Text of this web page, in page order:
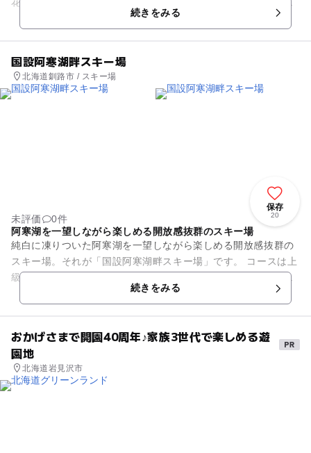
シンボル的存在の野外ステー...続きをみる
国設阿寒湖畔スキー場
北海道釧路市 / スキー場
保存
20
未評価
0件
阿寒湖を一望しながら楽しめる開放感抜群のスキー場
純白に凍りついた阿寒湖を一望しながら楽しめる開放感抜群の
スキー場。それが「国設阿寒湖畔スキー場」です。 コースは上
級用と初級用に、はっきり分かれているので安心して滑ること
続きをみる
おかげさまで開園40周年♪家族3世代で楽しめる遊
園地
北海道岩見沢市